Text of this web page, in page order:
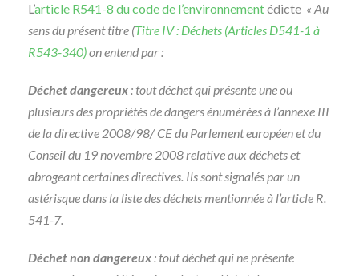
L’article R541-8 du code de l’environnementédicte « Au
sens du présent titre (Titre IV : Déchets (Articles D541-1 à
R543-340)on entend par :
Déchet dangereux: tout déchet qui présente une ou
plusieurs des propriétés de dangers énumérées à l’annexe III
de la directive 2008/98/ CE du Parlement européen et du
Conseil du 19 novembre 2008 relative aux déchets et
abrogeant certaines directives. Ils sont signalés par un
astérisque dans la liste des déchets mentionnée à l’article R.
541-7.
Déchet non dangereux: tout déchet qui ne présente